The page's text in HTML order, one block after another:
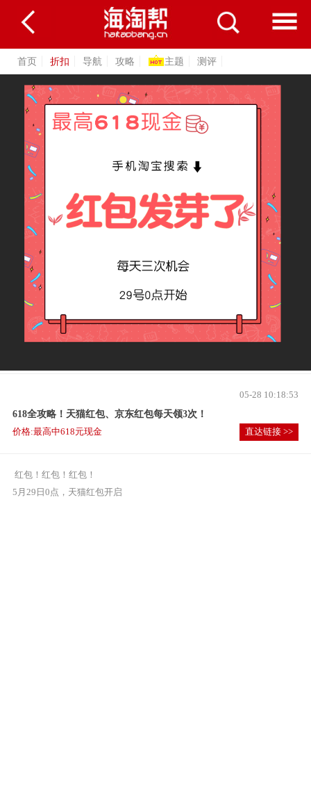
首页 折扣 导航 攻略 主题 测评
05-28 10:18:53
618全攻略！天猫红包、京东红包每天领3次！
价格:最高中618元现金 直达链接 >>
红包！红包！红包！
5月29日0点，天猫红包开启